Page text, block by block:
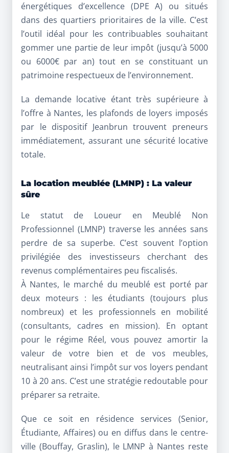
énergétiques d’excellence (DPE A) ou situés
dans des quartiers prioritaires de la ville. C’est
l’outil idéal pour les contribuables souhaitant
gommer une partie de leur impôt (jusqu’à 5000
ou 6000€ par an) tout en se constituant un
patrimoine respectueux de l’environnement.
La demande locative étant très supérieure à
l’offre à Nantes, les plafonds de loyers imposés
par le dispositif Jeanbrun trouvent preneurs
immédiatement, assurant une sécurité locative
totale.
La location meublée (LMNP) : La valeur
sûre
Le statut de Loueur en Meublé Non
Professionnel (LMNP) traverse les années sans
perdre de sa superbe. C’est souvent l’option
privilégiée des investisseurs cherchant des
revenus complémentaires peu fiscalisés.
À Nantes, le marché du meublé est porté par
deux moteurs : les étudiants (toujours plus
nombreux) et les professionnels en mobilité
(consultants, cadres en mission). En optant
pour le régime Réel, vous pouvez amortir la
valeur de votre bien et de vos meubles,
neutralisant ainsi l’impôt sur vos loyers pendant
10 à 20 ans. C’est une stratégie redoutable pour
préparer sa retraite.
Que ce soit en résidence services (Senior,
Étudiante, Affaires) ou en diffus dans le centre-
ville (Bouffay, Graslin), le LMNP à Nantes reste